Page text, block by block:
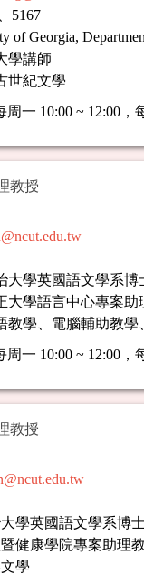
5167
of Georgia,
學講師
世紀文學
周一 10:00 ~ 12:00，
教授
大學英國語文學系博
大學語言中心專案
教學、電腦輔助教
周一 10:00 ~ 12:00，
教授
學英國語文學系博
健康學院專案助理
學